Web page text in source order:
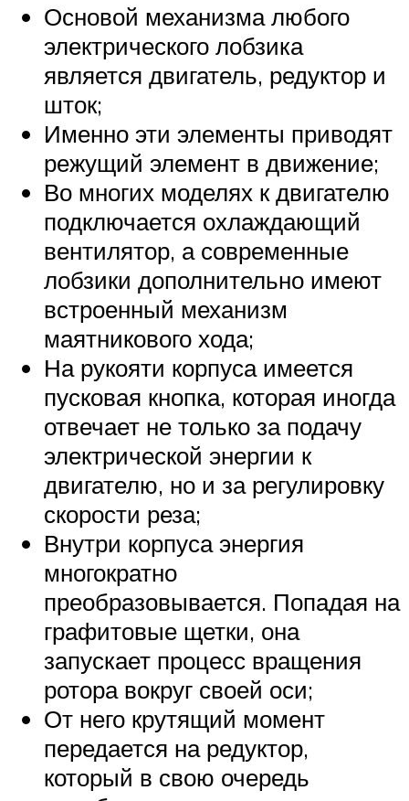
Основой механизма любого
электрического лобзика
является двигатель, редуктор и
шток;
Именно эти элементы приводят
режущий элемент в движение;
Во многих моделях к двигателю
подключается охлаждающий
вентилятор, а современные
лобзики дополнительно имеют
встроенный механизм
маятникового хода;
На рукояти корпуса имеется
пусковая кнопка, которая иногда
отвечает не только за подачу
электрической энергии к
двигателю, но и за регулировку
скорости реза;
Внутри корпуса энергия
многократно
преобразовывается. Попадая на
графитовые щетки, она
запускает процесс вращения
ротора вокруг своей оси;
От него крутящий момент
передается на редуктор,
который в свою очередь